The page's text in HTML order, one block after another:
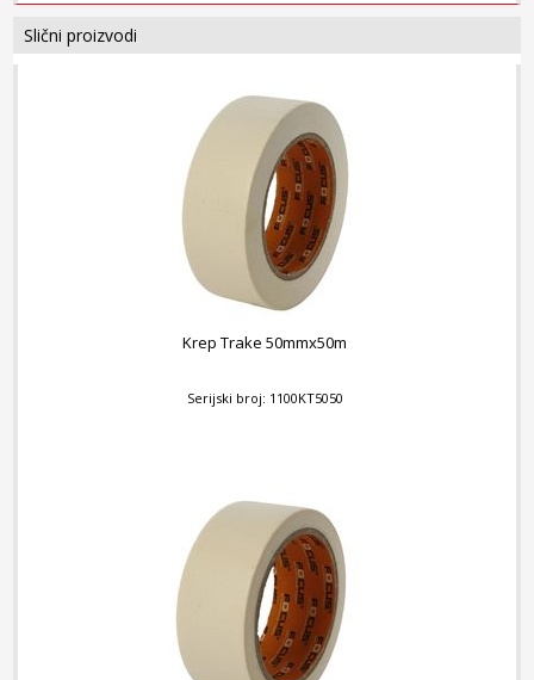
Slični proizvodi
Krep Trake 50mmx50m
Serijski broj: 1100KT5050